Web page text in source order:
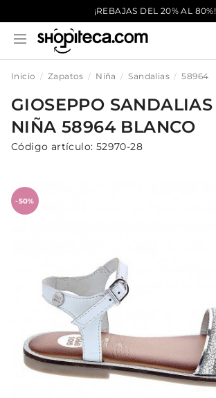
¡REBAJAS DEL 20% AL 80%!
Inicio Zapatos Niña Sandalias 58964
GIOSEPPO SANDALIAS
NIÑA 58964 BLANCO
Código artículo: 52970-28
-50%